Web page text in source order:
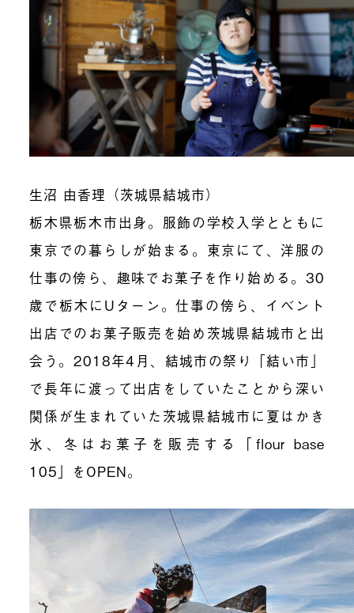
生沼 由香理（茨城県結城市）
栃木県栃木市出身。服飾の学校入学とともに
東京での暮らしが始まる。東京にて、洋服の
仕事の傍ら、趣味でお菓子を作り始める。30
歳で栃木にUターン。仕事の傍ら、イベント
出店でのお菓子販売を始め茨城県結城市と出
会う。2018年4月、結城市の祭り「結い市」
で長年に渡って出店をしていたことから深い
関係が生まれていた茨城県結城市に夏はかき
氷、冬はお菓子を販売する「flour base
105」をOPEN。